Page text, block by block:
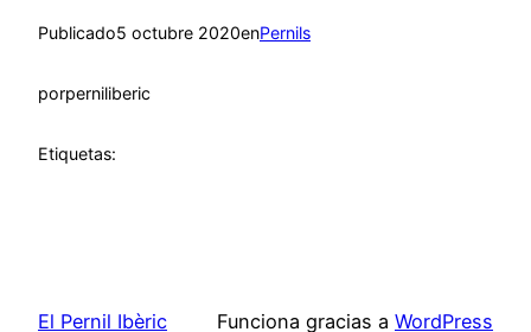
Publicado5 octubre 2020enPernils
porperniliberic
Etiquetas:
El Pernil Ibèric Funciona gracias a WordPress